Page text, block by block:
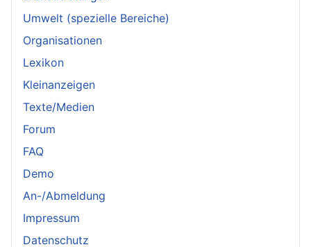
Umwelt (spezielle Bereiche)
Organisationen
Lexikon
Kleinanzeigen
Texte/Medien
Forum
FAQ
Demo
An-/Abmeldung
Impressum
Datenschutz